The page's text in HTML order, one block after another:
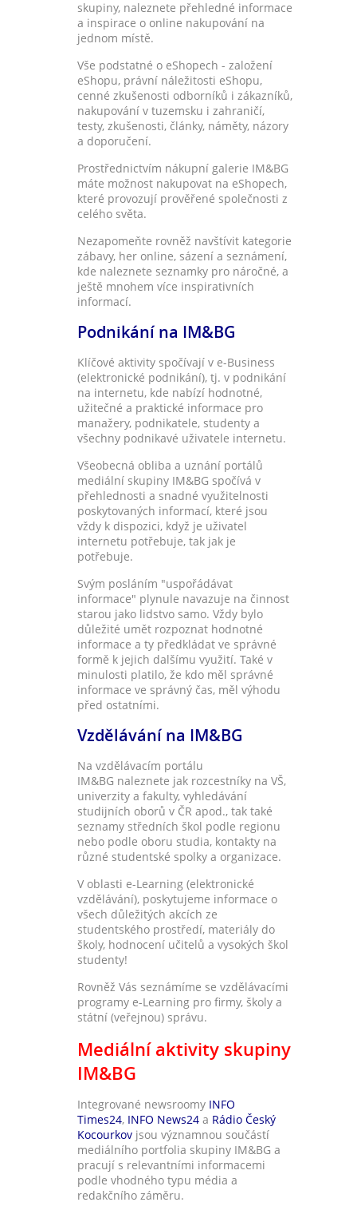
skupiny, naleznete přehledné informace
a inspirace o online nakupování na
jednom místě.
Vše podstatné o eShopech - založení
eShopu, právní náležitosti eShopu,
cenné zkušenosti odborníků i zákazníků,
nakupování v tuzemsku i zahraničí,
testy, zkušenosti, články, náměty, názory
a doporučení.
Prostřednictvím nákupní galerie IM&BG
máte možnost nakupovat na eShopech,
které provozují prověřené společnosti z
celého světa.
Nezapomeňte rovněž navštívit kategorie
zábavy, her online, sázení a seznámení,
kde naleznete seznamky pro náročné, a
ještě mnohem více inspirativních
informací.
Podnikání na IM&BG
Klíčové aktivity spočívají v e-Business
(elektronické podnikání), tj. v podnikání
na internetu, kde nabízí hodnotné,
užitečné a praktické informace pro
manažery, podnikatele, studenty a
všechny podnikavé uživatele internetu.
Všeobecná obliba a uznání portálů
mediální skupiny IM&BG spočívá v
přehlednosti a snadné využitelnosti
poskytovaných informací, které jsou
vždy k dispozici, když je uživatel
internetu potřebuje, tak jak je
potřebuje.
Svým posláním "uspořádávat
informace" plynule navazuje na činnost
starou jako lidstvo samo. Vždy bylo
důležité umět rozpoznat hodnotné
informace a ty předkládat ve správné
formě k jejich dalšímu využití. Také v
minulosti platilo, že kdo měl správné
informace ve správný čas, měl výhodu
před ostatními.
Vzdělávání na IM&BG
Na vzdělávacím portálu
IM&BG naleznete jak rozcestníky na VŠ,
univerzity a fakulty, vyhledávání
studijních oborů v ČR apod., tak také
seznamy středních škol podle regionu
nebo podle oboru studia, kontakty na
různé studentské spolky a organizace.
V oblasti e-Learning (elektronické
vzdělávání), poskytujeme informace o
všech důležitých akcích ze
studentského prostředí, materiály do
školy, hodnocení učitelů a vysokých škol
studenty!
Rovněž Vás seznámíme se vzdělávacími
programy e-Learning pro firmy, školy a
státní (veřejnou) správu.
Mediální aktivity skupiny
IM&BG
Integrované newsroomy INFO
Times24, INFO News24a Rádio Český
Kocourkovjsou významnou součástí
mediálního portfolia skupiny IM&BG a
pracují s relevantními informacemi
podle vhodného typu média a
redakčního záměru.